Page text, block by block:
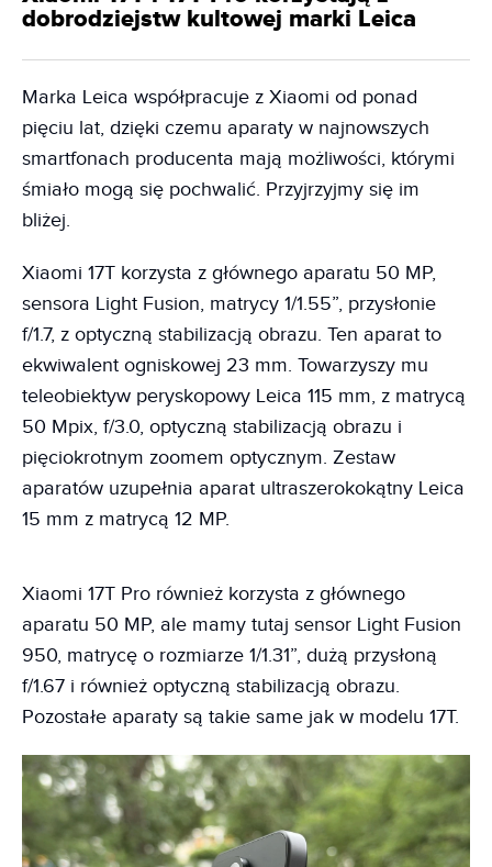
dobrodziejstw kultowej marki Leica
Marka Leica współpracuje z Xiaomi od ponad
pięciu lat, dzięki czemu aparaty w najnowszych
smartfonach producenta mają możliwości, którymi
śmiało mogą się pochwalić. Przyjrzyjmy się im
bliżej.
Xiaomi 17T korzysta z głównego aparatu 50 MP,
sensora Light Fusion, matrycy 1/1.55”, przysłonie
f/1.7, z optyczną stabilizacją obrazu. Ten aparat to
ekwiwalent ogniskowej 23 mm. Towarzyszy mu
teleobiektyw peryskopowy Leica 115 mm, z matrycą
50 Mpix, f/3.0, optyczną stabilizacją obrazu i
pięciokrotnym zoomem optycznym. Zestaw
aparatów uzupełnia aparat ultraszerokokątny Leica
15 mm z matrycą 12 MP.
Xiaomi 17T Pro również korzysta z głównego
aparatu 50 MP, ale mamy tutaj sensor Light Fusion
950, matrycę o rozmiarze 1/1.31”, dużą przysłoną
f/1.67 i również optyczną stabilizacją obrazu.
Pozostałe aparaty są takie same jak w modelu 17T.